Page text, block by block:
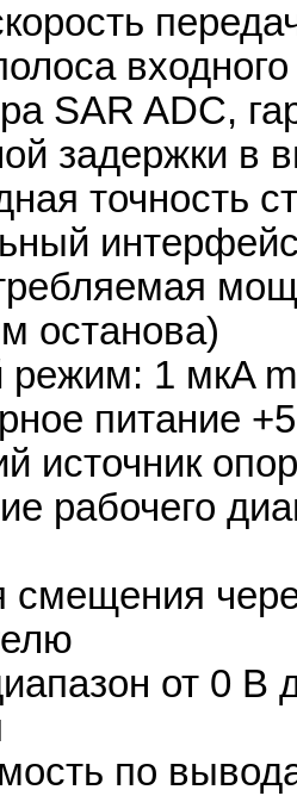
SAR ADC,
задержки в
точность
останова)
1 мкA
питание
источник
рабочего
смещения
от 0 В
по